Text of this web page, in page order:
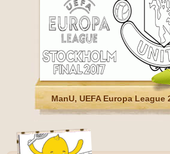
ManU, UEFA Europa League